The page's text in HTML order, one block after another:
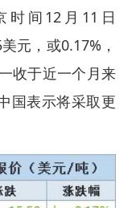
时间12月11日
元，或0.17%，
收于近一个月来
国表示将采取更